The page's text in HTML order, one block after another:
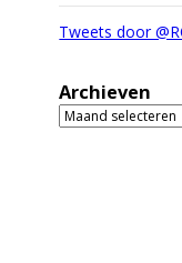
Tweets door
Archieven
Archieven